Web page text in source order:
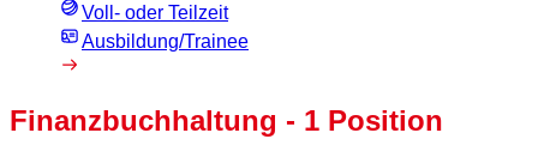
Voll- oder Teilzeit
Ausbildung/Trainee
Finanzbuchhaltung - 1 Position